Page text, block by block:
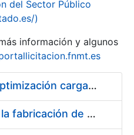
del Sector Público
)
información y algunos
Pliego condiciones optimización cargas compras firmado
Acuerdo marco para la fabricación de piezas